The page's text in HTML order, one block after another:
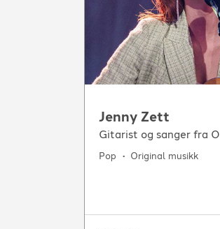
Jenny Zett
Gitarist og sanger fra
Pop Original musikk